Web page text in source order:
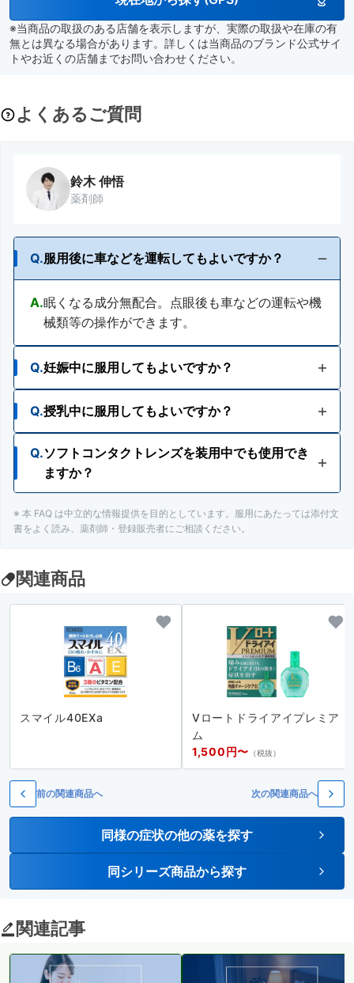
※当商品の取扱のある店舗を表示しますが、実際の取扱や在庫の有
無とは異なる場合があります。詳しくは当商品のブランド公式サイ
トやお近くの店舗までお問い合わせください。
よくあるご質問
鈴木 伸悟
薬剤師
Q.服用後に車などを運転してもよいですか？
A.眠くなる成分無配合。点眼後も車などの運転や機
械類等の操作ができます。
Q.妊娠中に服用してもよいですか？
A.使用が検討できます。ただし、安易な使用は避
け、主治医にご相談ください。
Q.授乳中に服用してもよいですか？
A.使用が検討できます。ただし、安易な使用は避
け、主治医にご相談ください。
Q.ソフトコンタクトレンズを装用中でも使用でき
ますか？
A.ソフトコンタクトレンズを装着したまま使用しな
いでください。
※ 本 FAQ は中立的な情報提供を目的としています。服用にあたっては添付文
書をよく読み、薬剤師・登録販売者にご相談ください。
関連商品
スマイル40EXa
Vロートドライアイプレミア
ム
1,500円〜 （税抜）
前の関連商品へ 次の関連商品へ
同様の症状の他の薬を探す
同シリーズ商品から探す
関連記事